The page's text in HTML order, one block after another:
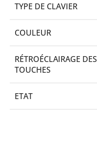
TYPE DE CLAVIER
COULEUR
RÉTROÉCLAIRAGE DES
TOUCHES
ETAT